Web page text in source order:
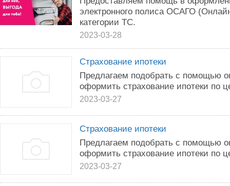
электронного полиса ОСАГО
категории ТС.
2023-03-28
Страхование ипотеки
Предлагаем подобрать с помощью
оформить страхование ипотеки по
2023-03-27
Страхование ипотеки
Предлагаем подобрать с помощью
оформить страхование ипотеки по
2023-03-27